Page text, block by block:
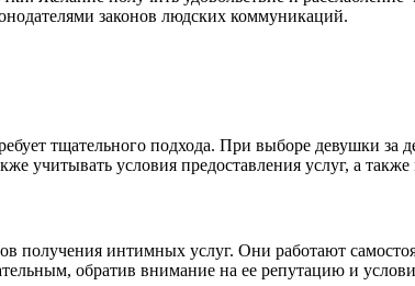
законов людских коммуникаций.
тщательного подхода. При выборе девушки за
учитывать условия предоставления услуг, а
получения интимных услуг. Они работают
обратив внимание на ее репутацию и